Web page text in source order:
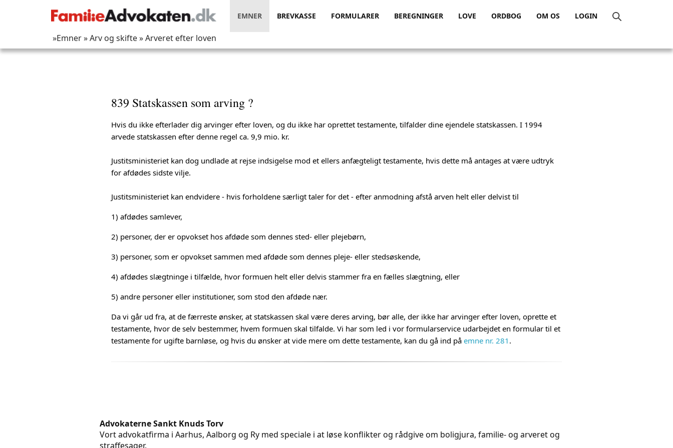
EMNER BREVKASSE FORMULARER BEREGNINGER LOVE ORDBOG OM OS LOGIN
»Emner» Arv og skifte» Arveret efter loven
839 Statskassen som arving ?
Hvis du ikke efterlader dig arvinger efter loven, og du ikke har oprettet testamente, tilfalder dine ejendele statskassen. I 1994
arvede statskassen efter denne regel ca. 9,9 mio. kr.
Justitsministeriet kan dog undlade at rejse indsigelse mod et ellers anfægteligt testamente, hvis dette må antages at være udtryk
for afdødes sidste vilje.
Justitsministeriet kan endvidere - hvis forholdene særligt taler for det - efter anmodning afstå arven helt eller delvist til
1) afdødes samlever,
2) personer, der er opvokset hos afdøde som dennes sted- eller plejebørn,
3) personer, som er opvokset sammen med afdøde som dennes pleje- eller stedsøskende,
4) afdødes slægtninge i tilfælde, hvor formuen helt eller delvis stammer fra en fælles slægtning, eller
5) andre personer eller institutioner, som stod den afdøde nær.
Da vi går ud fra, at de færreste ønsker, at statskassen skal være deres arving, bør alle, der ikke har arvinger efter loven, oprette et
testamente, hvor de selv bestemmer, hvem formuen skal tilfalde. Vi har som led i vor formularservice udarbejdet en formular til et
testamente for ugifte barnløse, og hvis du ønsker at vide mere om dette testamente, kan du gå ind på emne nr. 281 .
Advokaterne Sankt Knuds Torv
Vort advokatfirma i Aarhus, Aalborg og Ry med speciale i at løse konflikter og rådgive om boligjura, familie- og arveret og
straffesager.